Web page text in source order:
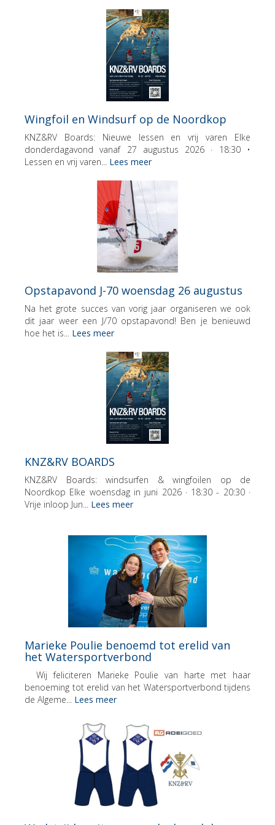
Wingfoil en Windsurf op de Noordkop
KNZ&RV Boards: Nieuwe lessen en vrij varen Elke
donderdagavond vanaf 27 augustus 2026 · 18:30 •
Lessen en vrij varen... Lees meer
Opstapavond J-70 woensdag 26 augustus
Na het grote succes van vorig jaar organiseren we ook
dit jaar weer een J/70 opstapavond! Ben je benieuwd
hoe het is... Lees meer
KNZ&RV BOARDS
KNZ&RV Boards: windsurfen & wingfoilen op de
Noordkop Elke woensdag in juni 2026 · 18:30 - 20:30 ·
Vrije inloop Jun... Lees meer
Marieke Poulie benoemd tot erelid van
het Watersportverbond
Wij feliciteren Marieke Poulie van harte met haar
benoeming tot erelid van het Watersportverbond tijdens
de Algeme... Lees meer